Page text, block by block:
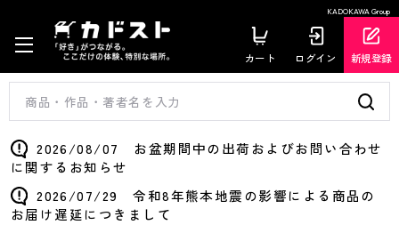
KADOKAWA Group
カート ログイン 新規登録
2026/08/07 お盆期間中の出荷およびお問い合わせ
に関するお知らせ
2026/07/29 令和8年熊本地震の影響による商品の
お届け遅延につきまして